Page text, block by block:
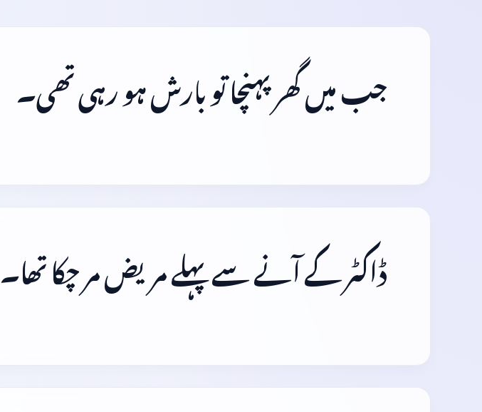
جب میں گھر پہنچا تو بارش ہو رہی تھی۔
ڈاکٹر کے آنے سے پہلے مریض مر چکا تھا۔